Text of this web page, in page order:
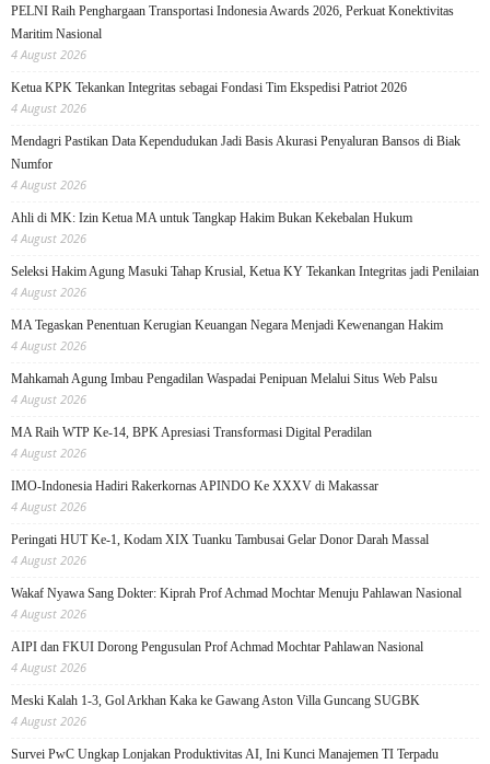
PELNI Raih Penghargaan Transportasi Indonesia Awards 2026, Perkuat Konektivitas
Maritim Nasional
4 August 2026
Ketua KPK Tekankan Integritas sebagai Fondasi Tim Ekspedisi Patriot 2026
4 August 2026
Mendagri Pastikan Data Kependudukan Jadi Basis Akurasi Penyaluran Bansos di Biak
Numfor
4 August 2026
Ahli di MK: Izin Ketua MA untuk Tangkap Hakim Bukan Kekebalan Hukum
4 August 2026
Seleksi Hakim Agung Masuki Tahap Krusial, Ketua KY Tekankan Integritas jadi Penilaian
4 August 2026
MA Tegaskan Penentuan Kerugian Keuangan Negara Menjadi Kewenangan Hakim
4 August 2026
Mahkamah Agung Imbau Pengadilan Waspadai Penipuan Melalui Situs Web Palsu
4 August 2026
MA Raih WTP Ke-14, BPK Apresiasi Transformasi Digital Peradilan
4 August 2026
IMO-Indonesia Hadiri Rakerkornas APINDO Ke XXXV di Makassar
4 August 2026
Peringati HUT Ke-1, Kodam XIX Tuanku Tambusai Gelar Donor Darah Massal
4 August 2026
Wakaf Nyawa Sang Dokter: Kiprah Prof Achmad Mochtar Menuju Pahlawan Nasional
4 August 2026
AIPI dan FKUI Dorong Pengusulan Prof Achmad Mochtar Pahlawan Nasional
4 August 2026
Meski Kalah 1-3, Gol Arkhan Kaka ke Gawang Aston Villa Guncang SUGBK
4 August 2026
Survei PwC Ungkap Lonjakan Produktivitas AI, Ini Kunci Manajemen TI Terpadu